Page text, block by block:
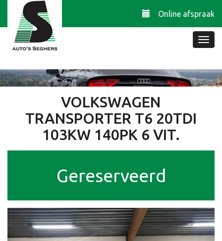
Online afspraak
VOLKSWAGEN
TRANSPORTER T6 20TDI
103KW 140PK 6 VIT.
Gereserveerd